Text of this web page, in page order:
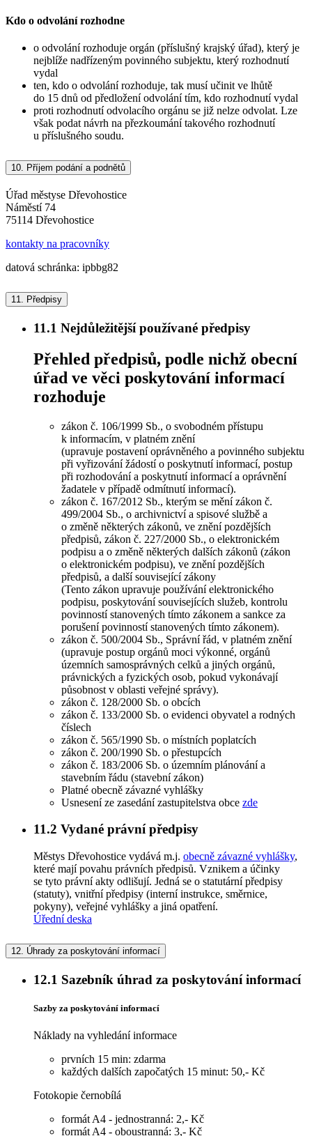
Kdo o odvolání rozhodne
o odvolání rozhoduje orgán (příslušný krajský úřad), který je
nejblíže nadřízeným povinného subjektu, který rozhodnutí
vydal
ten, kdo o odvolání rozhoduje, tak musí učinit ve lhůtě
do 15 dnů od předložení odvolání tím, kdo rozhodnutí vydal
proti rozhodnutí odvolacího orgánu se již nelze odvolat. Lze
však podat návrh na přezkoumání takového rozhodnutí
u příslušného soudu.
10. Příjem podání a podnětů
Úřad městyse Dřevohostice
Náměstí 74
75114 Dřevohostice
kontakty na pracovníky
datová schránka: ipbbg82
11. Předpisy
11.1 Nejdůležitější používané předpisy
Přehled předpisů, podle nichž obecní
úřad ve věci poskytování informací
rozhoduje
zákon č. 106/1999 Sb., o svobodném přístupu
k informacím, v platném znění
(upravuje postavení oprávněného a povinného subjektu
při vyřizování žádostí o poskytnutí informací, postup
při rozhodování a poskytnutí informací a oprávnění
žadatele v případě odmítnutí informací).
zákon č. 167/2012 Sb., kterým se mění zákon č.
499/2004 Sb., o archivnictví a spisové službě a
o změně některých zákonů, ve znění pozdějších
předpisů, zákon č. 227/2000 Sb., o elektronickém
podpisu a o změně některých dalších zákonů (zákon
o elektronickém podpisu), ve znění pozdějších
předpisů, a další související zákony
(Tento zákon upravuje používání elektronického
podpisu, poskytování souvisejících služeb, kontrolu
povinností stanovených tímto zákonem a sankce za
porušení povinností stanovených tímto zákonem).
zákon č. 500/2004 Sb., Správní řád, v platném znění
(upravuje postup orgánů moci výkonné, orgánů
územních samosprávných celků a jiných orgánů,
právnických a fyzických osob, pokud vykonávají
působnost v oblasti veřejné správy).
zákon č. 128/2000 Sb. o obcích
zákon č. 133/2000 Sb. o evidenci obyvatel a rodných
číslech
zákon č. 565/1990 Sb. o místních poplatcích
zákon č. 200/1990 Sb. o přestupcích
zákon č. 183/2006 Sb. o územním plánování a
stavebním řádu (stavební zákon)
Platné obecně závazné vyhlášky
Usnesení ze zasedání zastupitelstva obce zde
11.2 Vydané právní předpisy
Městys Dřevohostice vydává m.j. obecně závazné vyhlášky,
které mají povahu právních předpisů. Vznikem a účinky
se tyto právní akty odlišují. Jedná se o statutární předpisy
(statuty), vnitřní předpisy (interní instrukce, směrnice,
pokyny), veřejné vyhlášky a jiná opatření.
Úřední deska
12. Úhrady za poskytování informací
12.1 Sazebník úhrad za poskytování informací
Sazby za poskytování informací
Náklady na vyhledání informace
prvních 15 min: zdarma
každých dalších započatých 15 minut: 50,- Kč
Fotokopie černobílá
formát A4 - jednostranná: 2,- Kč
formát A4 - oboustranná: 3,- Kč